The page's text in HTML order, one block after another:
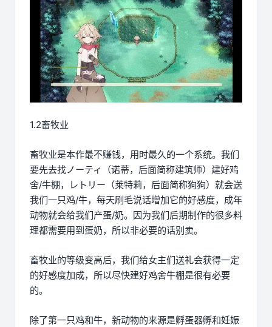
1.2畜牧业
畜牧业是本作最不赚钱，用时最久的一个系统。我们
要先去找ノーティ（诺蒂，后面简称建筑师）建好鸡
舍/牛棚，レトリー（莱特莉，后面简称狗狗）就会送
我们一只鸡/牛，每天刷毛说话增加它的好感度，成年
动物就会给我们产蛋/奶。因为我们后期制作的很多料
理都需要用到蛋奶，所以非必要的话别卖。
畜牧业的等级变高后，我们给女主们送礼会获得一定
的好感度加成，所以尽快建好鸡舍牛棚是很有必要
的。
除了第一只鸡和牛，新动物的来源是孵蛋器孵和妊娠